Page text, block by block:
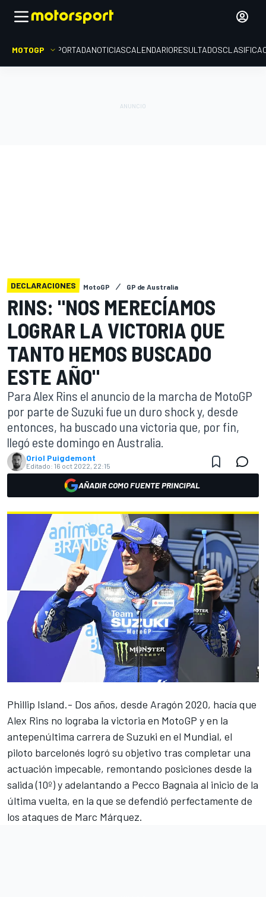
MOTOGP PORTADANOTICIASCALENDARIORESULTADOS
DECLARACIONES MotoGP GP de Australia
RINS: "NOS MERECÍAMOS
LOGRAR LA VICTORIA QUE
TANTO HEMOS BUSCADO
ESTE AÑO"
Para Alex Rins el anuncio de la marcha de MotoGP
por parte de Suzuki fue un duro shock y, desde
entonces, ha buscado una victoria que, por fin,
llegó este domingo en Australia.
Oriol Puigdemont
Editado: 16 oct 2022, 22:15
AÑADIR COMO FUENTE PRINCIPAL
Phillip Island.- Dos años, desde Aragón 2020, hacía que
Alex Rins no lograba la victoria en MotoGP y en la
antepenúltima carrera de Suzuki en el Mundial, el
piloto barcelonés logró su objetivo tras completar una
actuación impecable, remontando posiciones desde la
salida (10º) y adelantando a Pecco Bagnaia al inicio de la
última vuelta, en la que se defendió perfectamente de
los ataques de Marc Márquez.